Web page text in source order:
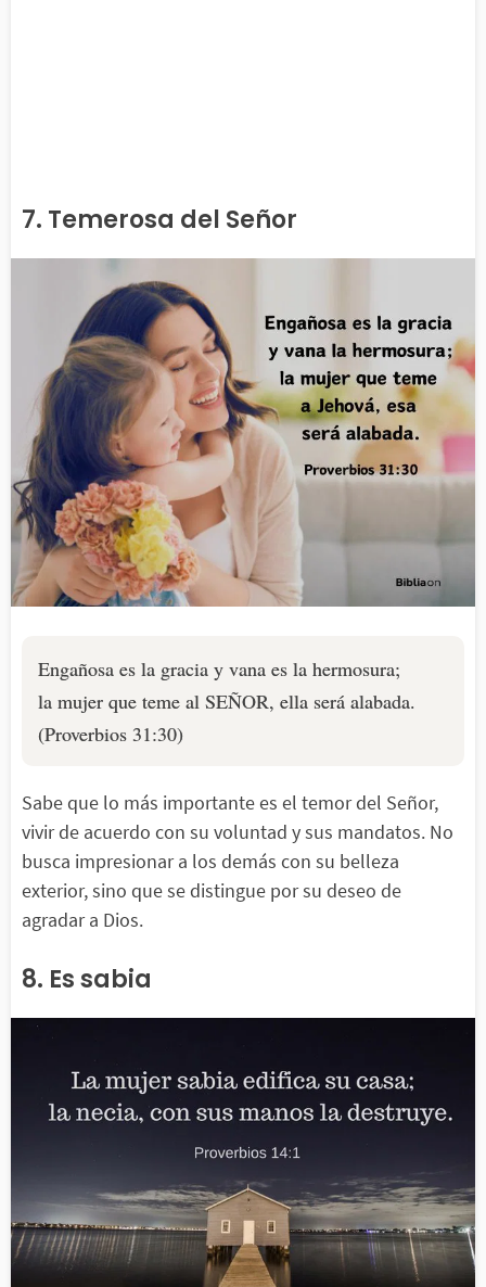
7. Temerosa del Señor
Engañosa es la gracia y vana es la hermosura;
la mujer que teme al SEÑOR, ella será alabada.
(Proverbios 31:30)
Sabe que lo más importante es el temor del Señor,
vivir de acuerdo con su voluntad y sus mandatos. No
busca impresionar a los demás con su belleza
exterior, sino que se distingue por su deseo de
agradar a Dios.
8. Es sabia